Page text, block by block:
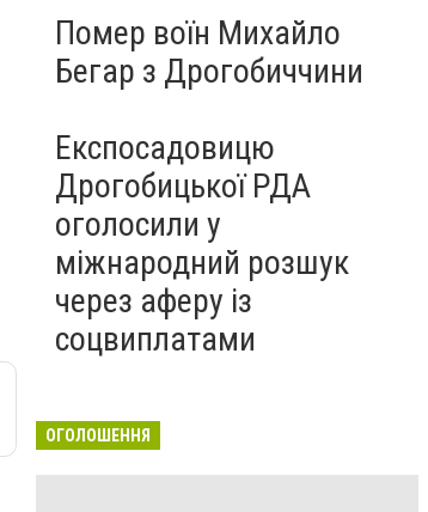
Помер воїн Михайло
Бегар з Дрогобиччини
Експосадовицю
Дрогобицької РДА
оголосили у
міжнародний розшук
через аферу із
соцвиплатами
ОГОЛОШЕННЯ